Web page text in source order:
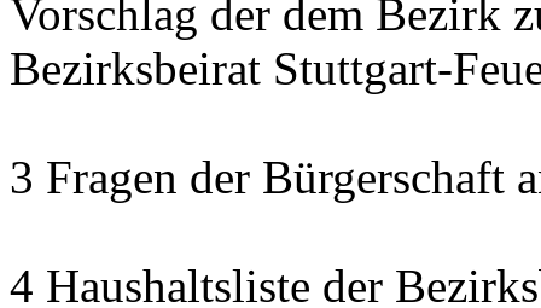
Vorschlag der dem Bezirk
Bezirksbeirat Stuttgart-
3 Fragen der Bürgerschaft
4 Haushaltsliste der